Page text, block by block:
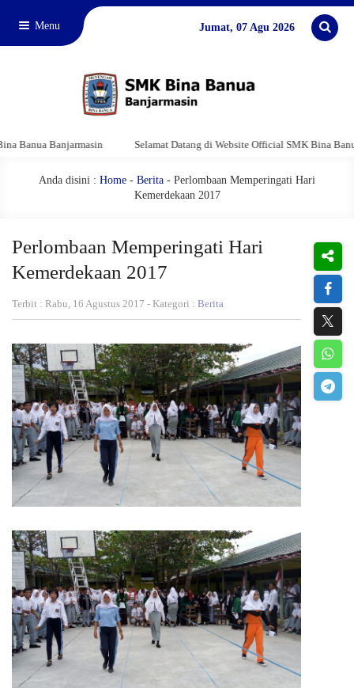
Menu Jumat, 07 Agu 2026
Banjarmasin Selamat Datang di Website Official SMK Bina Banua
Anda disini : Home - Berita - Perlombaan Memperingati Hari
Kemerdekaan 2017
Perlombaan Memperingati Hari
Kemerdekaan 2017
Terbit : Rabu, 16 Agustus 2017 - Kategori : Berita